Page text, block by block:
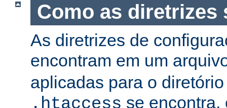
Como as diretrizes
As diretrizes de
encontram em um
aplicadas para o
.htaccess se encontra,